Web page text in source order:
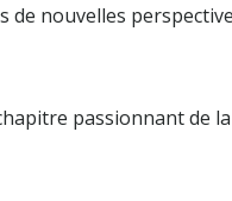
de nouvelles
passionnant de